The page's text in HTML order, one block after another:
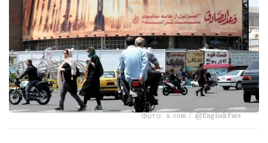
Фото: x.com / @EnglishFars